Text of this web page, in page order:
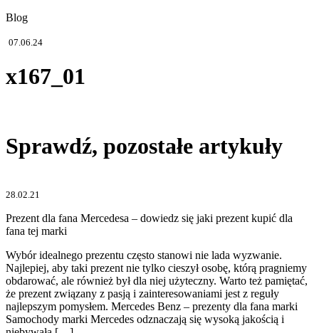
Blog
07.06.24
x167_01
Sprawdź, pozostałe artykuły
28.02.21
Prezent dla fana Mercedesa – dowiedz się jaki prezent kupić dla
fana tej marki
Wybór idealnego prezentu często stanowi nie lada wyzwanie.
Najlepiej, aby taki prezent nie tylko cieszył osobę, którą pragniemy
obdarować, ale również był dla niej użyteczny. Warto też pamiętać,
że prezent związany z pasją i zainteresowaniami jest z reguły
najlepszym pomysłem. Mercedes Benz – prezenty dla fana marki
Samochody marki Mercedes odznaczają się wysoką jakością i